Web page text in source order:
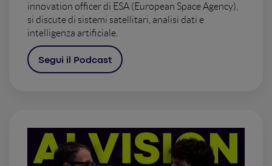
innovation officer di ESA (European Space Agency),
si discute di sistemi satellitari, analisi dati e
intelligenza artificiale.
Segui il Podcast